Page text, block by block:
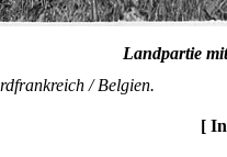
Landpartie
/ Belgien.
[